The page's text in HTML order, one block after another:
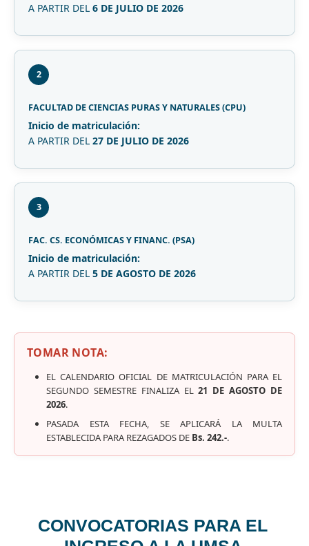
A PARTIR DEL 6 DE JULIO DE 2026
2
FACULTAD DE CIENCIAS PURAS Y NATURALES (CPU)
Inicio de matriculación:
A PARTIR DEL 27 DE JULIO DE 2026
3
FAC. CS. ECONÓMICAS Y FINANC. (PSA)
Inicio de matriculación:
A PARTIR DEL 5 DE AGOSTO DE 2026
TOMAR NOTA:
EL CALENDARIO OFICIAL DE MATRICULACIÓN PARA EL
SEGUNDO SEMESTRE FINALIZA EL21 DE AGOSTO DE
2026.
PASADA ESTA FECHA, SE APLICARÁ LA MULTA
ESTABLECIDA PARA REZAGADOS DE Bs. 242.-.
CONVOCATORIAS PARA EL